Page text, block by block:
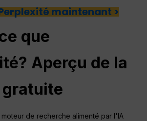
maintenant >
que
? Aperçu de la
moteur de recherche alimenté par l'IA